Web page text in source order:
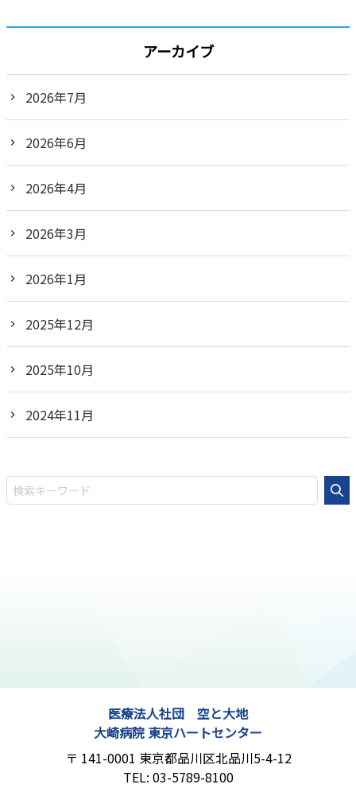
アーカイブ
2026年7月
2026年6月
2026年4月
2026年3月
2026年1月
2025年12月
2025年10月
2024年11月
医療法人社団 空と大地
大崎病院 東京ハートセンター
141-0001 東京都品川区北品川5-4-12
03-5789-8100